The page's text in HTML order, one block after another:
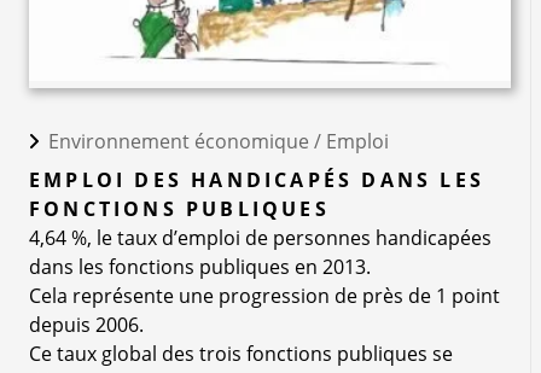
Environnement économique / Emploi
EMPLOI DES HANDICAPÉS DANS LES
FONCTIONS PUBLIQUES
4,64 %, le taux d’emploi de personnes handicapées
dans les fonctions publiques en 2013.
Cela représente une progression de près de 1 point
depuis 2006.
Ce taux global des trois fonctions publiques se